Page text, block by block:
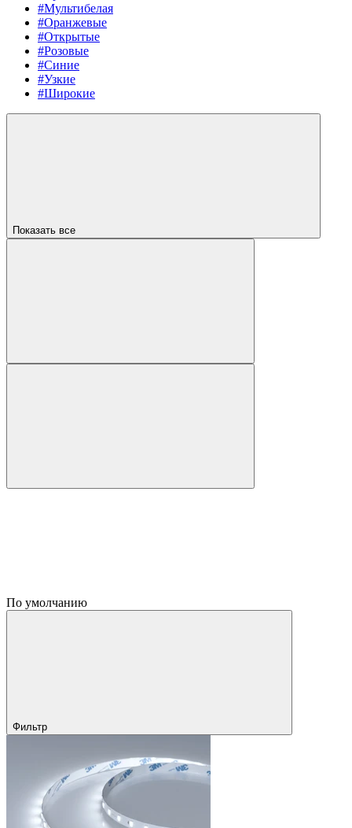
#Мультибелая
#Оранжевые
#Открытые
#Розовые
#Синие
#Узкие
#Широкие
Показать все
По умолчанию
Фильтр